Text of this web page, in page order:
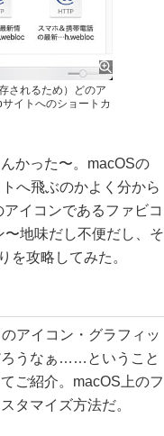
されるため）どのア
イトへのショートカ
かった〜。macOSの
へ飛ぶのかよく分から
イコンであるファビコ
地味だし不便だし、そ
攻略してみた。
アイコン・グラフィッ
ろうなぁ……ということ
ご紹介。macOS上のフ
タマイズ方法だ。